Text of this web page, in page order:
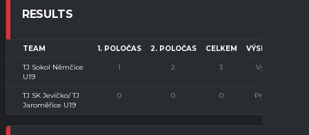
RESULTS
TEAM 1. POLOČAS 2. POLOČAS CELKEM VÝSLEDEK
TJ Sokol Němčice
U19
1 2 3 Výhra
TJ SK Jevíčko/ TJ
Jaroměřice U19
0 0 0 Prohra